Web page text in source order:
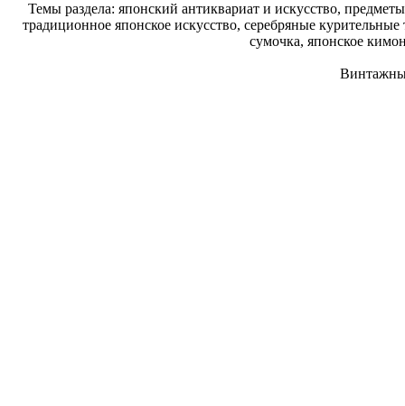
Темы раздела: японский антиквариат и искусство,
традиционное японское искусство, серебряные
сумочка, японское